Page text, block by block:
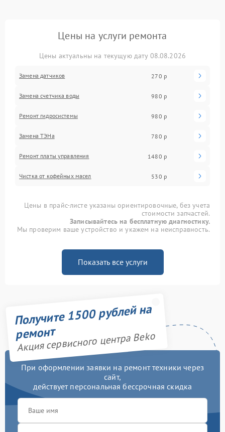
Цены на услуги ремонта
Цены актуальны на текущую дату 08.08.2026
Замена датчиков 270 р
Замена счетчика воды 980 р
Ремонт гидросистемы 980 р
Замена ТЭНа 780 р
Ремонт платы управления 1480 р
Чистка от кофейных масел 530 р
Цены в прайс-листе указаны ориентировочные, без учета
стоимости запчастей.
Записывайтесь на бесплатную диагностику.
Мы проверим ваше устройство и укажем на неисправность.
Показать все услуги
Получите 1500 рублей на
ремонт
Акция сервисного центра Beko
При оформлении заявки на ремонт техники через
сайт,
действует персональная бессрочная скидка